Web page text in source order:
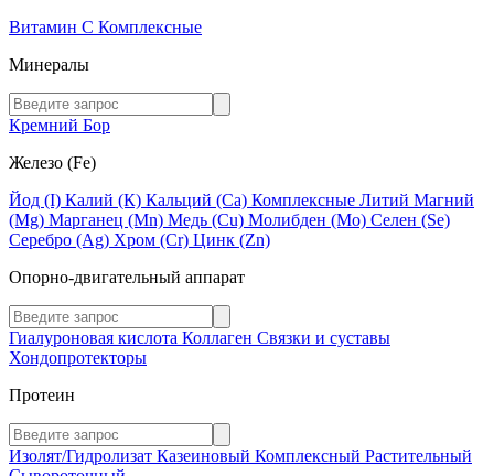
Витамин C Комплексные
Минералы
Кремний Бор
Железо (Fe)
Йод (I) Калий (К) Кальций (Са) Комплексные Литий Магний
(Mg) Марганец (Mn) Медь (Сu) Молибден (Мо) Селен (Se)
Серебро (Ag) Хром (Cr) Цинк (Zn)
Опорно-двигательный аппарат
Гиалуроновая кислота Коллаген Связки и суставы
Хондопротекторы
Протеин
Изолят/Гидролизат Казеиновый Комплексный Растительный